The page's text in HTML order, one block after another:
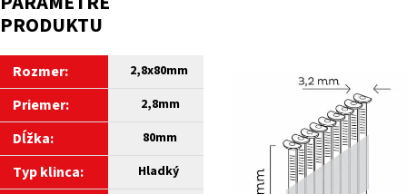
PRODUKTU
Rozmer: 2,8x80mm
Priemer: 2,8mm
Dĺžka: 80mm
Typ klinca: Hladký